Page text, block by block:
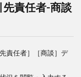
先責任者-商談
責任者］［商談］デ